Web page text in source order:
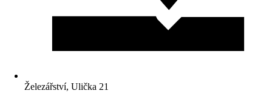
Železářství, Ulička 21